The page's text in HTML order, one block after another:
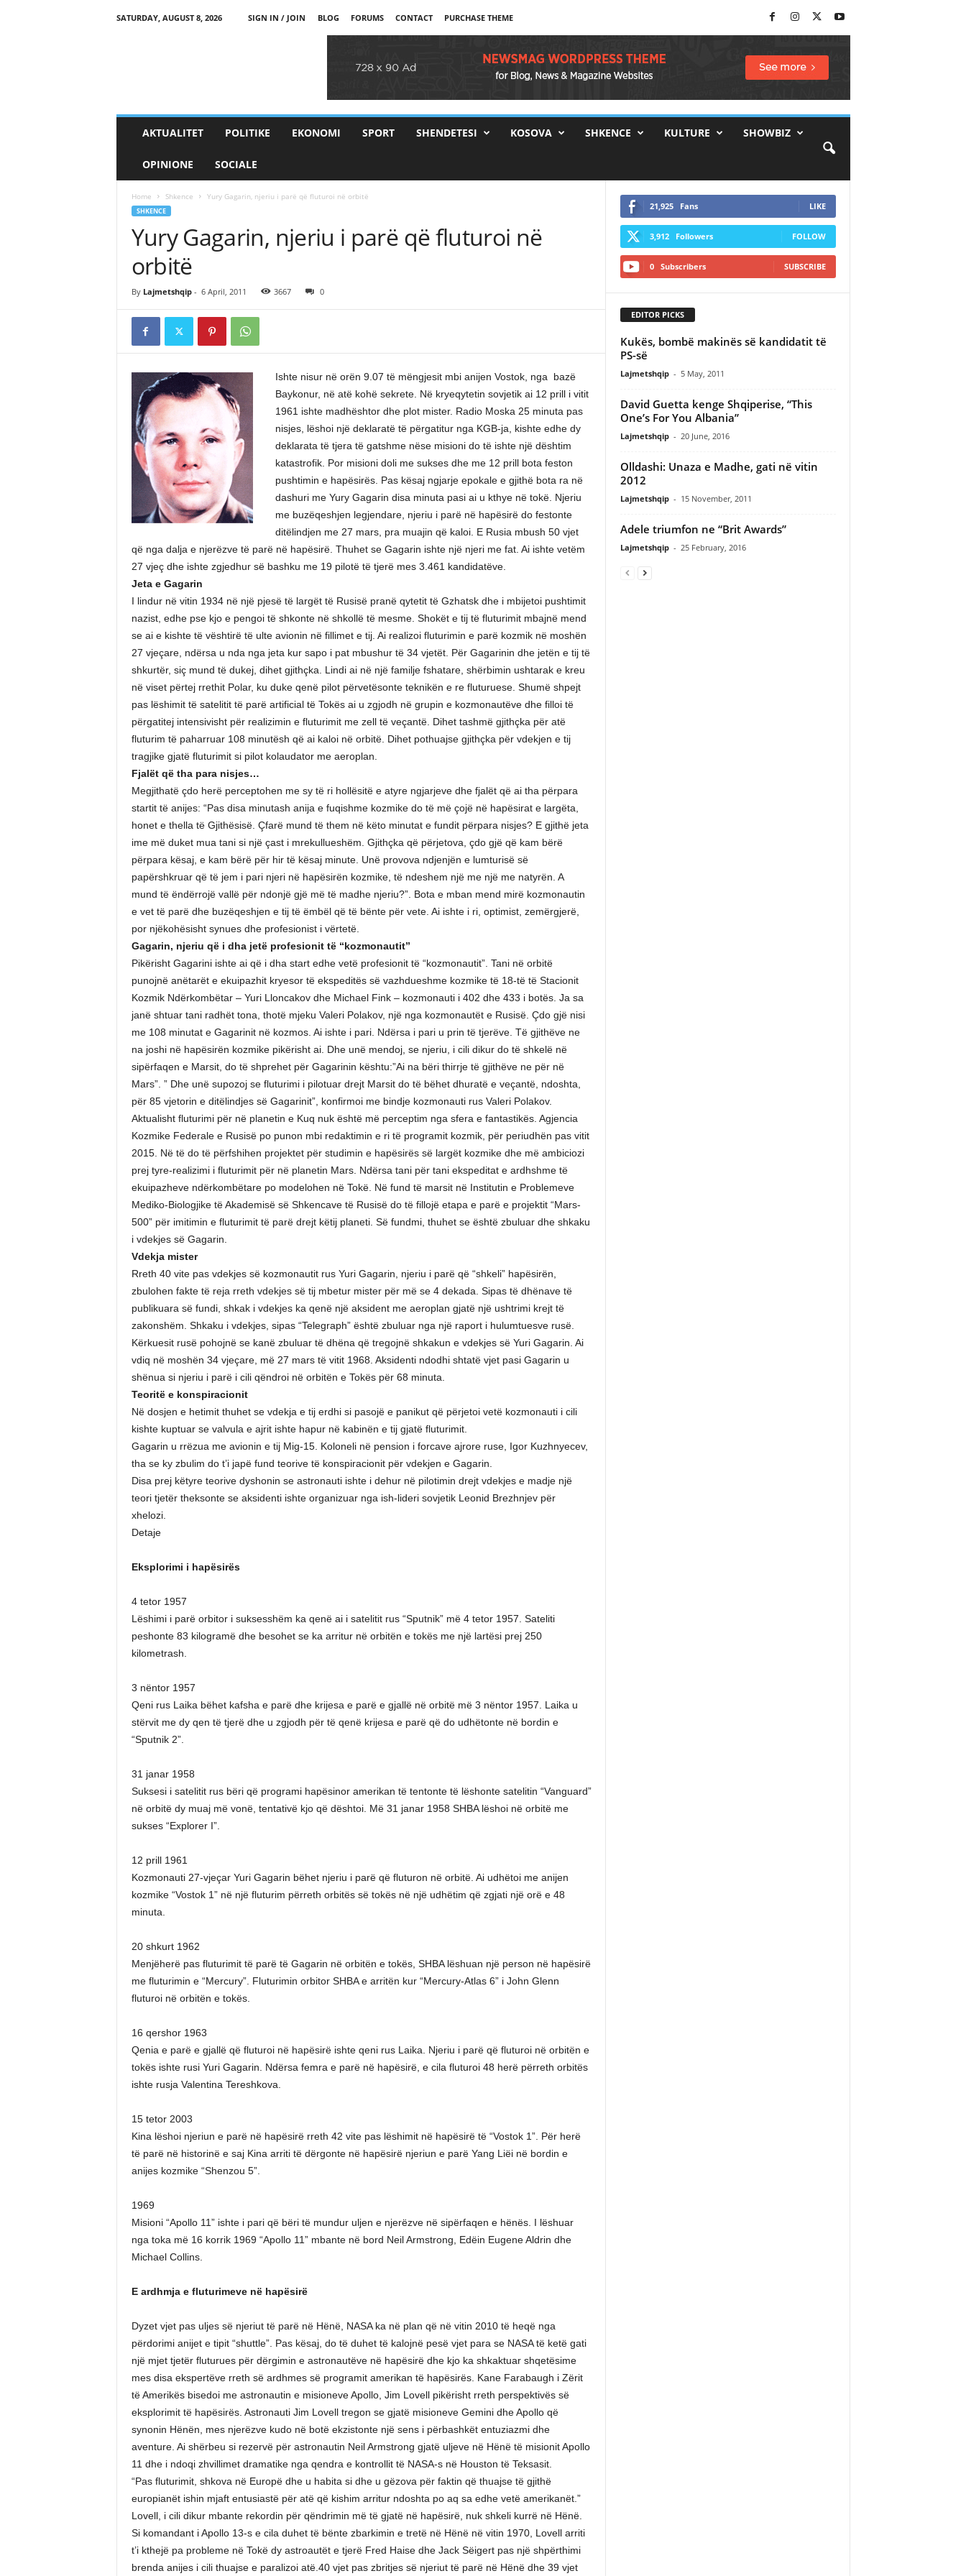
SATURDAY, AUGUST 8, 2026 SIGN IN / JOIN BLOG FORUMS CONTACT PURCHASE THEME
AKTUALITET POLITIKE EKONOMI SPORT SHENDETESI KOSOVA SHKENCE KULTURE SHOWBIZ
OPINIONE SOCIALE
Home Shkence Yury Gagarin, njeriu i parë që fluturoi në orbitë
SHKENCE
Yury Gagarin, njeriu i parë që fluturoi në
orbitë
By Lajmetshqip- 6 April, 2011 3667 0
Ishte nisur në orën 9.07 të mëngjesit mbi anijen Vostok, nga bazë
Baykonur, në atë kohë sekrete. Në kryeqytetin sovjetik ai 12 prill i vitit
1961 ishte madhështor dhe plot mister. Radio Moska 25 minuta pas
nisjes, lëshoi një deklaratë të përgatitur nga KGB-ja, kishte edhe dy
deklarata të tjera të gatshme nëse misioni do të ishte një dështim
katastrofik. Por misioni doli me sukses dhe me 12 prill bota feston
pushtimin e hapësirës. Pas kësaj ngjarje epokale e gjithë bota ra në
dashuri me Yury Gagarin disa minuta pasi ai u kthye në tokë. Njeriu
me buzëqeshjen legjendare, njeriu i parë në hapësirë do festonte
ditëlindjen me 27 mars, pra muajin që kaloi. E Rusia mbush 50 vjet
që nga dalja e njerëzve të parë në hapësirë. Thuhet se Gagarin ishte një njeri me fat. Ai ishte vetëm
27 vjeç dhe ishte zgjedhur së bashku me 19 pilotë të tjerë mes 3.461 kandidatëve.
Jeta e Gagarin
I lindur në vitin 1934 në një pjesë të largët të Rusisë pranë qytetit të Gzhatsk dhe i mbijetoi pushtimit
nazist, edhe pse kjo e pengoi të shkonte në shkollë të mesme. Shokët e tij të fluturimit mbajnë mend
se ai e kishte të vështirë të ulte avionin në fillimet e tij. Ai realizoi fluturimin e parë kozmik në moshën
27 vjeçare, ndërsa u nda nga jeta kur sapo i pat mbushur të 34 vjetët. Për Gagarinin dhe jetën e tij të
shkurtër, siç mund të dukej, dihet gjithçka. Lindi ai në një familje fshatare, shërbimin ushtarak e kreu
në viset përtej rrethit Polar, ku duke qenë pilot përvetësonte teknikën e re fluturuese. Shumë shpejt
pas lëshimit të satelitit të parë artificial të Tokës ai u zgjodh në grupin e kozmonautëve dhe filloi të
përgatitej intensivisht për realizimin e fluturimit me zell të veçantë. Dihet tashmë gjithçka për atë
fluturim të paharruar 108 minutësh që ai kaloi në orbitë. Dihet pothuajse gjithçka për vdekjen e tij
tragjike gjatë fluturimit si pilot kolaudator me aeroplan.
Fjalët që tha para nisjes…
Megjithatë çdo herë perceptohen me sy të ri hollësitë e atyre ngjarjeve dhe fjalët që ai tha përpara
startit të anijes: “Pas disa minutash anija e fuqishme kozmike do të më çojë në hapësirat e largëta,
honet e thella të Gjithësisë. Çfarë mund të them në këto minutat e fundit përpara nisjes? E gjithë jeta
ime më duket mua tani si një çast i mrekullueshëm. Gjithçka që përjetova, çdo gjë që kam bërë
përpara kësaj, e kam bërë për hir të kësaj minute. Unë provova ndjenjën e lumturisë së
papërshkruar që të jem i pari njeri në hapësirën kozmike, të ndeshem një me një me natyrën. A
mund të ëndërrojë vallë për ndonjë gjë më të madhe njeriu?”. Bota e mban mend mirë kozmonautin
e vet të parë dhe buzëqeshjen e tij të ëmbël që të bënte për vete. Ai ishte i ri, optimist, zemërgjerë,
por njëkohësisht synues dhe profesionist i vërtetë.
Gagarin, njeriu që i dha jetë profesionit të “kozmonautit”
Pikërisht Gagarini ishte ai që i dha start edhe vetë profesionit të “kozmonautit”. Tani në orbitë
punojnë anëtarët e ekuipazhit kryesor të ekspeditës së vazhdueshme kozmike të 18-të të Stacionit
Kozmik Ndërkombëtar – Yuri Lloncakov dhe Michael Fink – kozmonauti i 402 dhe 433 i botës. Ja sa
janë shtuar tani radhët tona, thotë mjeku Valeri Polakov, një nga kozmonautët e Rusisë. Çdo gjë nisi
me 108 minutat e Gagarinit në kozmos. Ai ishte i pari. Ndërsa i pari u prin të tjerëve. Të gjithëve ne
na joshi në hapësirën kozmike pikërisht ai. Dhe unë mendoj, se njeriu, i cili dikur do të shkelë në
sipërfaqen e Marsit, do të shprehet për Gagarinin kështu:”Ai na bëri thirrje të gjithëve ne për në
Mars”. ” Dhe unë supozoj se fluturimi i pilotuar drejt Marsit do të bëhet dhuratë e veçantë, ndoshta,
për 85 vjetorin e ditëlindjes së Gagarinit”, konfirmoi me bindje kozmonauti rus Valeri Polakov.
Aktualisht fluturimi për në planetin e Kuq nuk është më perceptim nga sfera e fantastikës. Agjencia
Kozmike Federale e Rusisë po punon mbi redaktimin e ri të programit kozmik, për periudhën pas vitit
2015. Në të do të përfshihen projektet për studimin e hapësirës së largët kozmike dhe më ambiciozi
prej tyre-realizimi i fluturimit për në planetin Mars. Ndërsa tani për tani ekspeditat e ardhshme të
ekuipazheve ndërkombëtare po modelohen në Tokë. Në fund të marsit në Institutin e Problemeve
Mediko-Biologjike të Akademisë së Shkencave të Rusisë do të fillojë etapa e parë e projektit “Mars-
500” për imitimin e fluturimit të parë drejt këtij planeti. Së fundmi, thuhet se është zbuluar dhe shkaku
i vdekjes së Gagarin.
Vdekja mister
Rreth 40 vite pas vdekjes së kozmonautit rus Yuri Gagarin, njeriu i parë që “shkeli” hapësirën,
zbulohen fakte të reja rreth vdekjes së tij mbetur mister për më se 4 dekada. Sipas të dhënave të
publikuara së fundi, shkak i vdekjes ka qenë një aksident me aeroplan gjatë një ushtrimi krejt të
zakonshëm. Shkaku i vdekjes, sipas “Telegraph” është zbuluar nga një raport i hulumtuesve rusë.
Kërkuesit rusë pohojnë se kanë zbuluar të dhëna që tregojnë shkakun e vdekjes së Yuri Gagarin. Ai
vdiq në moshën 34 vjeçare, më 27 mars të vitit 1968. Aksidenti ndodhi shtatë vjet pasi Gagarin u
shënua si njeriu i parë i cili qëndroi në orbitën e Tokës për 68 minuta.
Teoritë e konspiracionit
Në dosjen e hetimit thuhet se vdekja e tij erdhi si pasojë e panikut që përjetoi vetë kozmonauti i cili
kishte kuptuar se valvula e ajrit ishte hapur në kabinën e tij gjatë fluturimit.
Gagarin u rrëzua me avionin e tij Mig-15. Koloneli në pension i forcave ajrore ruse, Igor Kuzhnyecev,
tha se ky zbulim do t’i japë fund teorive të konspiracionit për vdekjen e Gagarin.
Disa prej këtyre teorive dyshonin se astronauti ishte i dehur në pilotimin drejt vdekjes e madje një
teori tjetër theksonte se aksidenti ishte organizuar nga ish-lideri sovjetik Leonid Brezhnjev për
xhelozi.
Detaje
Eksplorimi i hapësirës
4 tetor 1957
Lëshimi i parë orbitor i suksesshëm ka qenë ai i satelitit rus “Sputnik” më 4 tetor 1957. Sateliti
peshonte 83 kilogramë dhe besohet se ka arritur në orbitën e tokës me një lartësi prej 250
kilometrash.
3 nëntor 1957
Qeni rus Laika bëhet kafsha e parë dhe krijesa e parë e gjallë në orbitë më 3 nëntor 1957. Laika u
stërvit me dy qen të tjerë dhe u zgjodh për të qenë krijesa e parë që do udhëtonte në bordin e
“Sputnik 2”.
31 janar 1958
Suksesi i satelitit rus bëri që programi hapësinor amerikan të tentonte të lëshonte satelitin “Vanguard”
në orbitë dy muaj më vonë, tentativë kjo që dështoi. Më 31 janar 1958 SHBA lëshoi në orbitë me
sukses “Explorer I”.
12 prill 1961
Kozmonauti 27-vjeçar Yuri Gagarin bëhet njeriu i parë që fluturon në orbitë. Ai udhëtoi me anijen
kozmike “Vostok 1” në një fluturim përreth orbitës së tokës në një udhëtim që zgjati një orë e 48
minuta.
20 shkurt 1962
Menjëherë pas fluturimit të parë të Gagarin në orbitën e tokës, SHBA lëshuan një person në hapësirë
me fluturimin e “Mercury”. Fluturimin orbitor SHBA e arritën kur “Mercury-Atlas 6” i John Glenn
fluturoi në orbitën e tokës.
16 qershor 1963
Qenia e parë e gjallë që fluturoi në hapësirë ishte qeni rus Laika. Njeriu i parë që fluturoi në orbitën e
tokës ishte rusi Yuri Gagarin. Ndërsa femra e parë në hapësirë, e cila fluturoi 48 herë përreth orbitës
ishte rusja Valentina Tereshkova.
15 tetor 2003
Kina lëshoi njeriun e parë në hapësirë rreth 42 vite pas lëshimit në hapësirë të “Vostok 1”. Për herë
të parë në historinë e saj Kina arriti të dërgonte në hapësirë njeriun e parë Yang Liëi në bordin e
anijes kozmike “Shenzou 5”.
1969
Misioni “Apollo 11” ishte i pari që bëri të mundur uljen e njerëzve në sipërfaqen e hënës. I lëshuar
nga toka më 16 korrik 1969 “Apollo 11” mbante në bord Neil Armstrong, Edëin Eugene Aldrin dhe
Michael Collins.
E ardhmja e fluturimeve në hapësirë
Dyzet vjet pas uljes së njeriut të parë në Hënë, NASA ka në plan që në vitin 2010 të heqë nga
përdorimi anijet e tipit “shuttle”. Pas kësaj, do të duhet të kalojnë pesë vjet para se NASA të ketë gati
një mjet tjetër fluturues për dërgimin e astronautëve në hapësirë dhe kjo ka shkaktuar shqetësime
mes disa ekspertëve rreth së ardhmes së programit amerikan të hapësirës. Kane Farabaugh i Zërit
të Amerikës bisedoi me astronautin e misioneve Apollo, Jim Lovell pikërisht rreth perspektivës së
eksplorimit të hapësirës. Astronauti Jim Lovell tregon se gjatë misioneve Gemini dhe Apollo që
synonin Hënën, mes njerëzve kudo në botë ekzistonte një sens i përbashkët entuziazmi dhe
aventure. Ai shërbeu si rezervë për astronautin Neil Armstrong gjatë uljeve në Hënë të misionit Apollo
11 dhe i ndoqi zhvillimet dramatike nga qendra e kontrollit të NASA-s në Houston të Teksasit.
“Pas fluturimit, shkova në Europë dhe u habita si dhe u gëzova për faktin që thuajse të gjithë
europianët ishin mjaft entusiastë për atë që kishim arritur ndoshta po aq sa edhe vetë amerikanët.”
Lovell, i cili dikur mbante rekordin për qëndrimin më të gjatë në hapësirë, nuk shkeli kurrë në Hënë.
Si komandant i Apollo 13-s e cila duhet të bënte zbarkimin e tretë në Hënë në vitin 1970, Lovell arriti
t’i kthejë pa probleme në Tokë dy astroautët e tjerë Fred Haise dhe Jack Sëigert pas një shpërthimi
brenda anijes i cili thuajse e paralizoi atë.40 vjet pas zbritjes së njeriut të parë në Hënë dhe 39 vjet
21,925 Fans LIKE
3,912 Followers FOLLOW
0 Subscribers SUBSCRIBE
EDITOR PICKS
Kukës, bombë makinës së kandidatit të
PS-së
Lajmetshqip - 5 May, 2011
David Guetta kenge Shqiperise, “This
One’s For You Albania”
Lajmetshqip - 20 June, 2016
Olldashi: Unaza e Madhe, gati në vitin
2012
Lajmetshqip - 15 November, 2011
Adele triumfon ne “Brit Awards”
Lajmetshqip - 25 February, 2016